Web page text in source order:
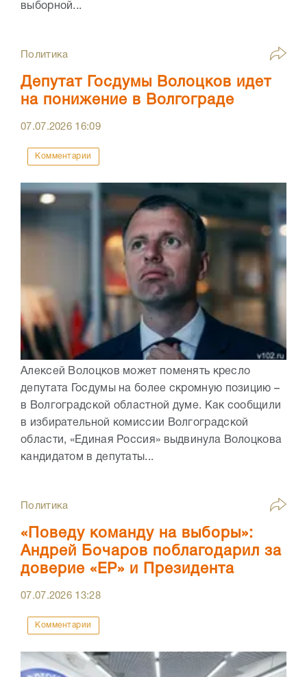
выборной...
Политика
Депутат Госдумы Волоцков идет
на понижение в Волгограде
07.07.2026 16:09
Комментарии
Алексей Волоцков может поменять кресло
депутата Госдумы на более скромную позицию –
в Волгоградской областной думе. Как сообщили
в избирательной комиссии Волгоградской
области, «Единая Россия» выдвинула Волоцкова
кандидатом в депутаты...
Политика
«Поведу команду на выборы»:
Андрей Бочаров поблагодарил за
доверие «ЕР» и Президента
07.07.2026 13:28
Комментарии